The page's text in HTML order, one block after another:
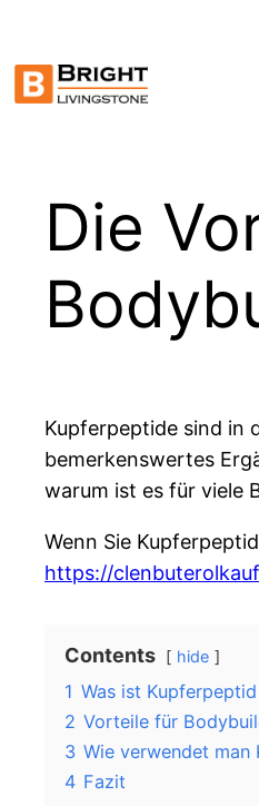
content
Die
Kupferpeptide sind in
bemerkenswertes
warum ist es für viele
Wenn Sie
https://
Contents hide
1 Was ist
2 Vorteile für
3 Wie verwendet man
4 Fazit